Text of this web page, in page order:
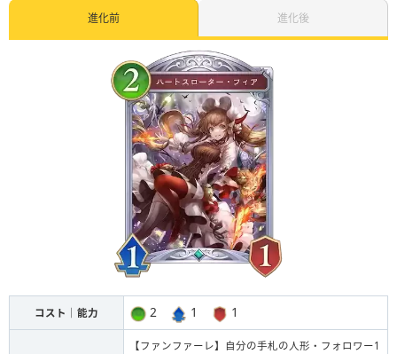
進化前 進化後
コスト｜能力 2 1 1
【ファンファーレ】自分の手札の人形・フォロワー1